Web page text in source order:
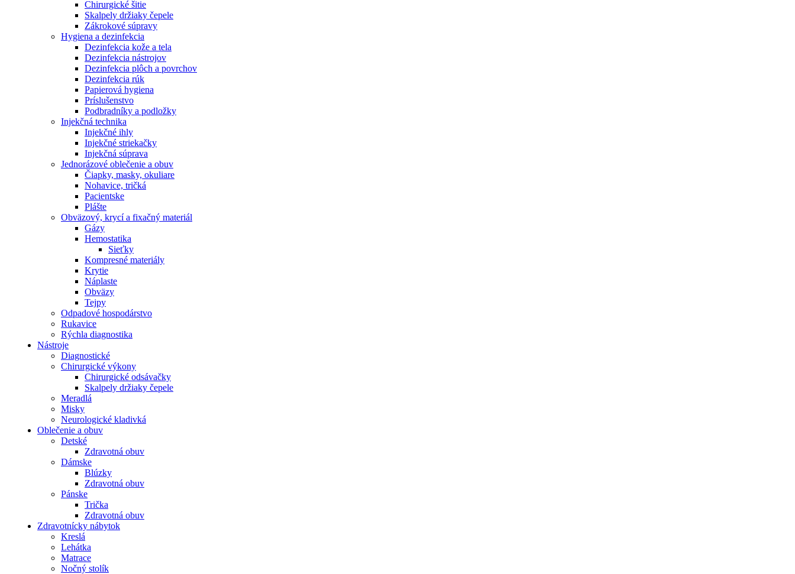
Chirurgické šitie
Skalpely držiaky čepele
Zákrokové súpravy
Hygiena a dezinfekcia
Dezinfekcia kože a tela
Dezinfekcia nástrojov
Dezinfekcia plôch a povrchov
Dezinfekcia rúk
Papierová hygiena
Príslušenstvo
Podbradníky a podložky
Injekčná technika
Injekčné ihly
Injekčné striekačky
Injekčná súprava
Jednorázové oblečenie a obuv
Čiapky, masky, okuliare
Nohavice, tričká
Pacientske
Plášte
Obväzový, krycí a fixačný materiál
Gázy
Hemostatika
Sieťky
Kompresné materiály
Krytie
Náplaste
Obväzy
Tejpy
Odpadové hospodárstvo
Rukavice
Rýchla diagnostika
Nástroje
Diagnostické
Chirurgické výkony
Chirurgické odsávačky
Skalpely držiaky čepele
Meradlá
Misky
Neurologické kladivká
Oblečenie a obuv
Detské
Zdravotná obuv
Dámske
Blúzky
Zdravotná obuv
Pánske
Trička
Zdravotná obuv
Zdravotnícky nábytok
Kreslá
Lehátka
Matrace
Nočný stolík